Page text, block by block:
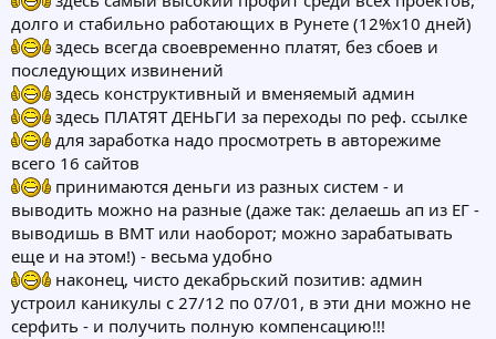
долго и стабильно работающих в Рунете (12%х10 дней)
здесь всегда своевременно платят, без сбоев и
последующих извинений
здесь конструктивный и вменяемый админ
здесь ПЛАТЯТ ДЕНЬГИ за переходы по реф. ссылке
для заработка надо просмотреть в авторежиме
всего 16 сайтов
принимаются деньги из разных систем - и
выводить можно на разные (даже так: делаешь ап из ЕГ -
выводишь в ВМТ или наоборот; можно зарабатывать
еще и на этом!) - весьма удобно
наконец, чисто декабрьский позитив: админ
устроил каникулы с 27/12 по 07/01, в эти дни можно не
серфить - и получить полную компенсацию!!!